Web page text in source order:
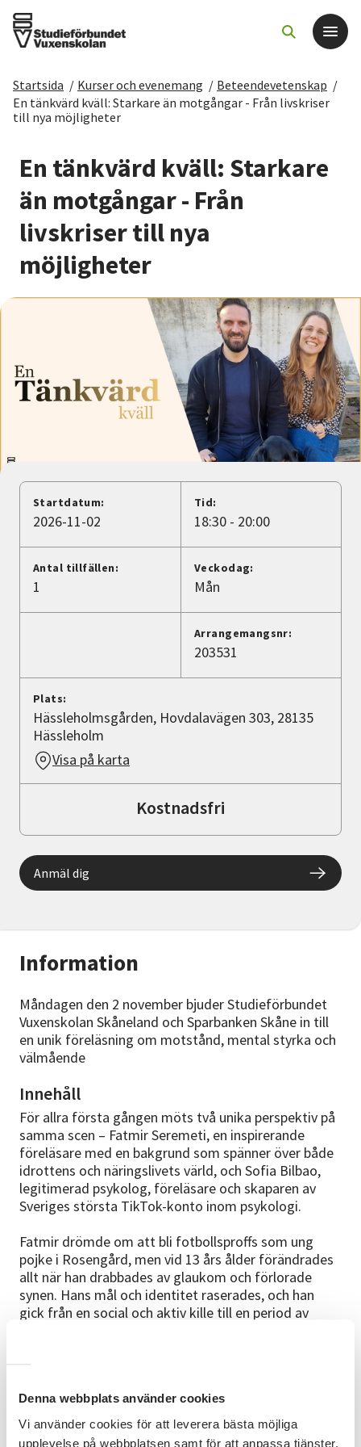
Denna webbplats använder cookies
Vi använder cookies för att leverera bästa möjliga
upplevelse på webbplatsen samt för att anpassa tjänster,
Det här gör vi
Sök kurser och evenemang
Om SV
Nyheter
Lyssna
Startsida / Kurser och evenemang / Beteendevetenskap /
En tänkvärd kväll: Starkare än motgångar - Från livskriser
till nya möjligheter
En tänkvärd kväll: Starkare
än motgångar - Från
livskriser till nya
möjligheter
Information
Måndagen den 2 november bjuder Studieförbundet
Vuxenskolan Skåneland och Sparbanken Skåne in till
en unik föreläsning om motstånd, mental styrka och
välmående
Innehåll
För allra första gången möts två unika perspektiv på
samma scen – Fatmir Seremeti, en inspirerande
föreläsare med en bakgrund som spänner över både
idrottens och näringslivets värld, och Sofia Bilbao,
legitimerad psykolog, föreläsare och skaparen av
Sveriges största TikTok-konto inom psykologi.
Fatmir drömde om att bli fotbollsproffs som ung
pojke i Rosengård, men vid 13 års ålder förändrades
allt när han drabbades av glaukom och förlorade
synen. Hans mål och identitet raserades, och han
gick från en social och aktiv kille till en period av
ge upp hittade han en ny väg framåt.
dagligen hjälper människor att förstå och hantera
sina känslor, kommer Fatmir att dela med sig av sin
resa.
Startdatum:
2026-11-02
Tid:
18:30 - 20:00
Antal tillfällen:
1
Veckodag:
Mån
Arrangemangsnr:
203531
Plats:
Hässleholmsgården, Hovdalavägen 303, 28135
Hässleholm
Visa på karta
Kostnadsfri
Anmäl dig